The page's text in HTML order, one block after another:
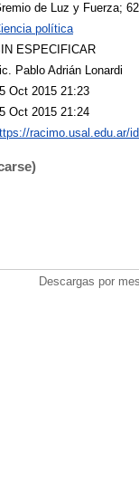
de Luz y Fuerza;
política
ESPECIFICAR
Pablo Adrián Lonardi
Oct 2015 21:23
Oct 2015 21:24
racimo.usal.edu.ar/
Descargas por